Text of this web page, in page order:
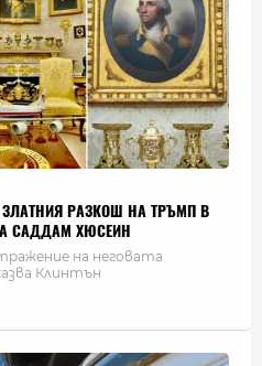
РАЗКОШ НА ТРЪМП В
САДДАМ ХЮСЕИН
на неговата
Клинтън